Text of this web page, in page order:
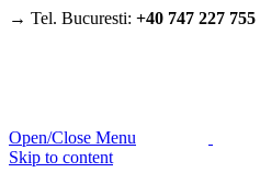
→ Tel. Bucuresti: +40 747 227 755
Open/Close Menu
Skip to content